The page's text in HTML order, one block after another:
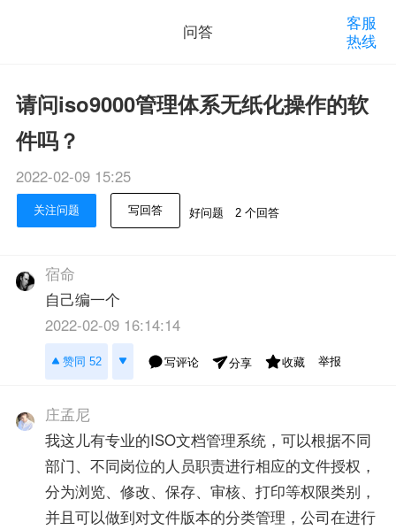
问答
客服
热线
请问iso9000管理体系无纸化操作的软
件吗？
2022-02-09 15:25
关注问题 写回答 好问题 2 个回答
宿命
自己编一个
2022-02-09 16:14:14
赞同 52 写评论 分享 收藏 举报
庄孟尼
我这儿有专业的ISO文档管理系统，可以根据不同
部门、不同岗位的人员职责进行相应的文件授权，
分为浏览、修改、保存、审核、打印等权限类别，
并且可以做到对文件版本的分类管理，公司在进行